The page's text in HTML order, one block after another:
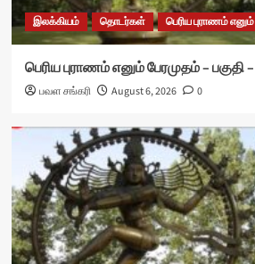
இலக்கியம் தொடர்கள் பெரிய புராணம்
பெரிய புராணம் எனும் பேரமுதம் – பகுதி
பவள சங்கரி August 6, 2026 0